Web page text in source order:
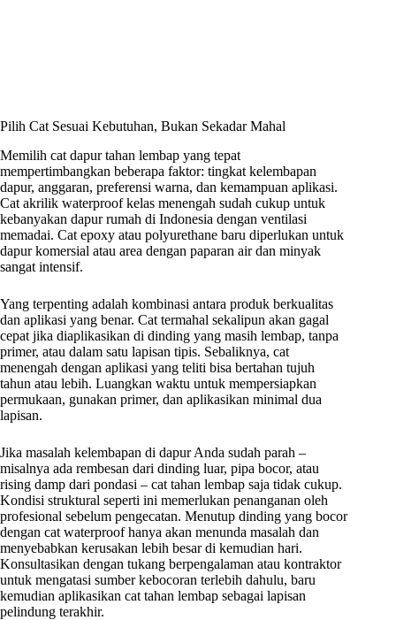
Pilih Cat Sesuai Kebutuhan, Bukan Sekadar Mahal
Memilih cat dapur tahan lembap yang tepat
mempertimbangkan beberapa faktor: tingkat kelembapan
dapur, anggaran, preferensi warna, dan kemampuan aplikasi.
Cat akrilik waterproof kelas menengah sudah cukup untuk
kebanyakan dapur rumah di Indonesia dengan ventilasi
memadai. Cat epoxy atau polyurethane baru diperlukan untuk
dapur komersial atau area dengan paparan air dan minyak
sangat intensif.
Yang terpenting adalah kombinasi antara produk berkualitas
dan aplikasi yang benar. Cat termahal sekalipun akan gagal
cepat jika diaplikasikan di dinding yang masih lembap, tanpa
primer, atau dalam satu lapisan tipis. Sebaliknya, cat
menengah dengan aplikasi yang teliti bisa bertahan tujuh
tahun atau lebih. Luangkan waktu untuk mempersiapkan
permukaan, gunakan primer, dan aplikasikan minimal dua
lapisan.
Jika masalah kelembapan di dapur Anda sudah parah –
misalnya ada rembesan dari dinding luar, pipa bocor, atau
rising damp dari pondasi – cat tahan lembap saja tidak cukup.
Kondisi struktural seperti ini memerlukan penanganan oleh
profesional sebelum pengecatan. Menutup dinding yang bocor
dengan cat waterproof hanya akan menunda masalah dan
menyebabkan kerusakan lebih besar di kemudian hari.
Konsultasikan dengan tukang berpengalaman atau kontraktor
untuk mengatasi sumber kebocoran terlebih dahulu, baru
kemudian aplikasikan cat tahan lembap sebagai lapisan
pelindung terakhir.